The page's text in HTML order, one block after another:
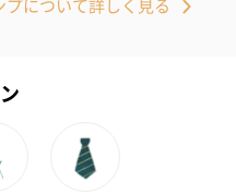
プについて詳しく見る